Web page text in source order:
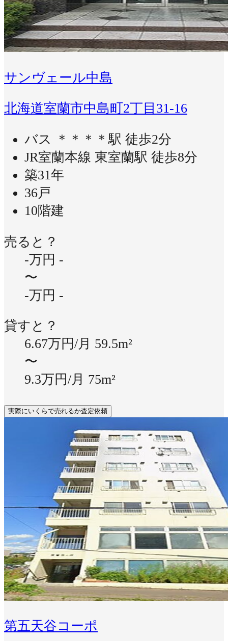
サンヴェール中島
北海道室蘭市中島町2丁目31-16
バス ＊＊＊＊駅 徒歩2分
JR室蘭本線 東室蘭駅 徒歩8分
築31年
36戸
10階建
売ると？
-万円 -
〜
-万円 -
貸すと？
6.67万円/月 59.5m²
〜
9.3万円/月 75m²
実際にいくらで売れるか査定依頼
第五天谷コーポ